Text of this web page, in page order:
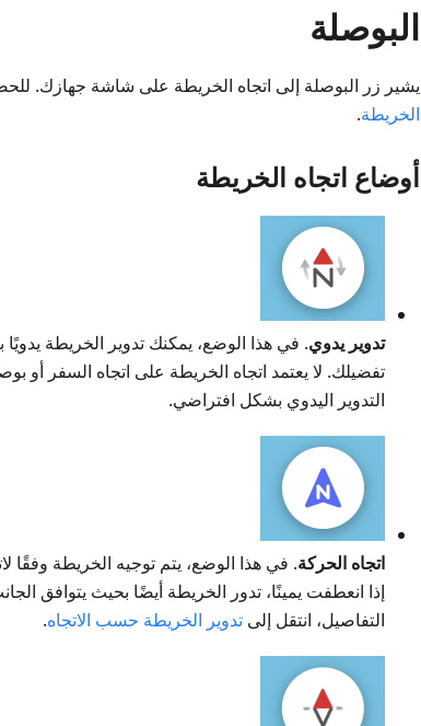
البوصلة
يشير زر البوصلة إلى اتجاه الخريطة على شاشة جهازك.
الخريطة.
أوضاع اتجاه الخريطة
تدوير يدوي. في هذا الوضع، يمكنك تدوير الخريطة يدويًا
تفضيلك. لا يعتمد اتجاه الخريطة على اتجاه السفر أو
التدوير اليدوي بشكل افتراضي.
اتجاه الحركة
إذا انعطفت يمينًا، تدور الخريطة أيضًا بحيث يتوافق
التفاصيل، انتقل إلى تدوير الخريطة حسب الاتجاه.